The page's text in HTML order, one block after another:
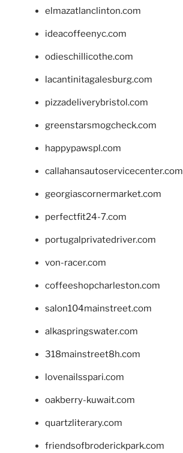
elmazatlanclinton.com
ideacoffeenyc.com
odieschillicothe.com
lacantinitagalesburg.com
pizzadeliverybristol.com
greenstarsmogcheck.com
happypawspl.com
callahansautoservicecenter.com
georgiascornermarket.com
perfectfit24-7.com
portugalprivatedriver.com
von-racer.com
coffeeshopcharleston.com
salon104mainstreet.com
alkaspringswater.com
318mainstreet8h.com
lovenailsspari.com
oakberry-kuwait.com
quartzliterary.com
friendsofbroderickpark.com